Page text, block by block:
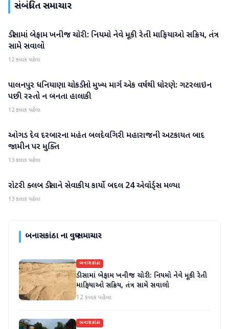
સંબંધિત સમાચાર
બનાસકાંઠા
ડીસામાં બેફામ ખનીજ ચોરી: નિયમો નેવે મૂકી રેતી માફિયાઓ સક્રિય, તંત્ર
સામે સવાલો
12 કલાક પહેલા
બનાસકાંઠા
પાલનપુર ધનિયાણા ચોકડીનો મુખ્ય માર્ગ એક વર્ષથી ધોરણે: ગટરલાઇન
પછી રસ્તો ન બનતા હાલાકી
12 કલાક પહેલા
બનાસકાંઠા
ઓગડ દેવ દરબારના મહંત બલદેવગિરી મહારાજની અટકાયત બાદ
જામીન પર મુક્તિ
13 કલાક પહેલા
બનાસકાંઠા
રોટરી ક્લબ ડીસાને સેવાકીય કાર્યો બદલ 24 એવોર્ડ્સ મળ્યા
13 કલાક પહેલા
બનાસકાંઠાના વધુ સમાચાર
બનાસકાંઠા
ડીસામાં બેફામ ખનીજ ચોરી: નિયમો નેવે મૂકી રેતી
માફિયાઓ સક્રિય, તંત્ર સામે સવાલો
12 કલાક પહેલા
બનાસકાંઠા